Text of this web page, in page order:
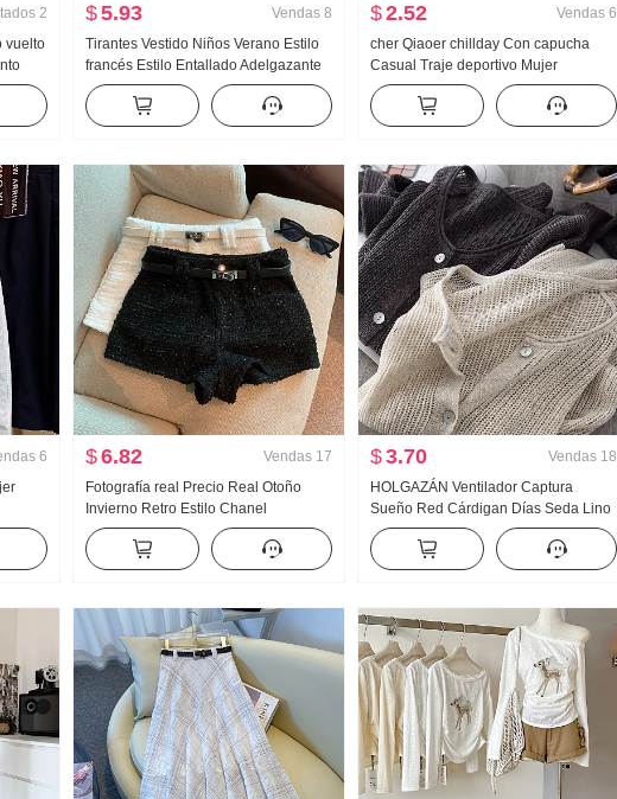
2
vuelto
$5.93 Vendas 8
Tirantes Vestido Niños Verano Estilo
francés Estilo Entallado Adelgazante
Vestido sin mangas Minifalda
$2.52 Vendas 6
cher Qiaoer chillday Con capucha
Casual Traje deportivo Mujer
Primavera Hombros descubiertos
Abrigo pantalones acampanados
Conjunto de tres piezas
6
$6.82 Vendas 17
Fotografía real Precio Real Otoño
Invierno Retro Estilo Chanel
Pantalones cortos Pantalones de
montar
$3.70 Vendas 18
HOLGAZÁN Ventilador Captura
Sueño Red Cárdigan Días Seda Lino
Hecho a mano Selección Agujero
Calado tejido de punto Cárdigan
Mujer Acondicionador de aire Camisa